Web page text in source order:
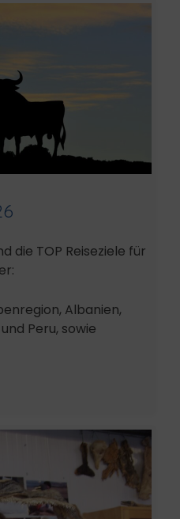
die TOP Reiseziele für
Albanien,
Peru, sowie